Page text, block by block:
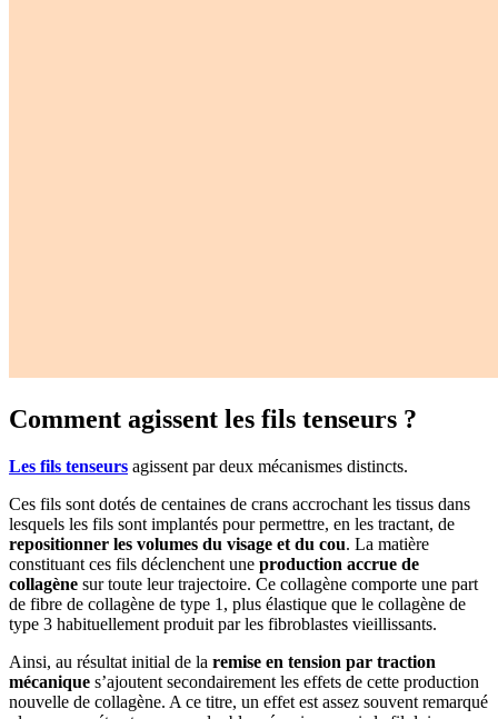
Comment agissent les fils tenseurs ?
Les fils tenseurs agissent par deux mécanismes distincts.
Ces fils sont dotés de centaines de crans accrochant les tissus dans
lesquels les fils sont implantés pour permettre, en les tractant, de
repositionner les volumes du visage et du cou. La matière
constituant ces fils déclenchent une production accrue de
collagène sur toute leur trajectoire. Ce collagène comporte une part
de fibre de collagène de type 1, plus élastique que le collagène de
type 3 habituellement produit par les fibroblastes vieillissants.
Ainsi, au résultat initial de la remise en tension par traction
mécanique s’ajoutent secondairement les effets de cette production
nouvelle de collagène. A ce titre, un effet est assez souvent remarqué